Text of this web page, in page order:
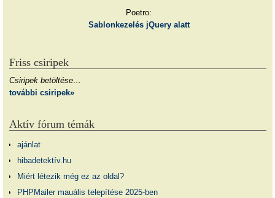
Poetro:
Sablonkezelés jQuery alatt
Friss csiripek
Csiripek betöltése…
további csiripek»
Aktív fórum témák
ajánlat
hibadetektív.hu
Miért létezik még ez az oldal?
PHPMailer mauális telepítése 2025-ben